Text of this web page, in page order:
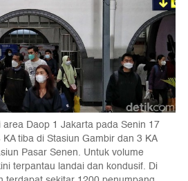
Daop 1 Jakarta pada Senin 17
tiba di Stasiun Gambir dan 3 KA
Pasar Senen. Untuk volume
terpantau landai dan kondusif. Di